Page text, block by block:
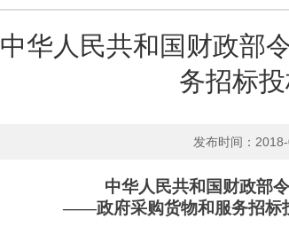
中华人民共和国财政部
务招标
发布时间：
中华人民共和国财政部
——政府采购货物和服务招标